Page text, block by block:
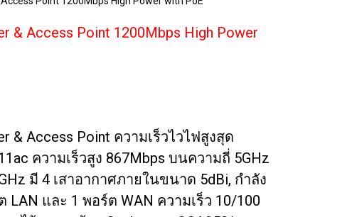
& Access Point 1200Mbps High Power
& Access Point ความเร็วไวไฟสูงสุด
ความเร็วสูง 867Mbps บนความถี่ 5GHz
มี 4 เสาอากาศภายในขนาด 5dBi, กำลัง
LAN และ 1 พอร์ต WAN ความเร็ว 10/100